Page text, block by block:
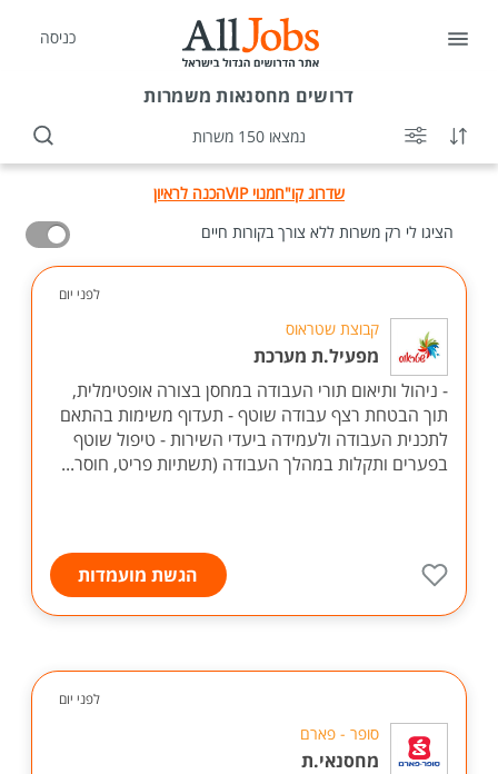
כניסה
דרושים מחסנאות משמרות
נמצאו 150 משרות
שדרוג קו"חמנוי VIP
הכנה לראיון
הציגו לי רק משרות ללא צורך בקורות חיים
לפני יום
קבוצת שטראוס
מפעיל.ת מערכת
- ניהול ותיאום תורי העבודה במחסן בצורה אופטימלית,
תוך הבטחת רצף עבודה שוטף - תעדוף משימות בהתאם
לתכנית העבודה ולעמידה ביעדי השירות - טיפול שוטף
בפערים ותקלות במהלך העבודה (תשתיות פריט, חוסר...
הגשת מועמדות
לפני יום
סופר - פארם
מחסנאי.ת